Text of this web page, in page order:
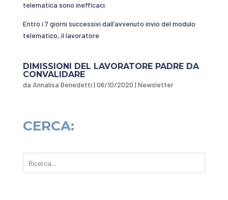
telematica sono inefficaci.
Entro i 7 giorni successivi dall’avvenuto invio del modulo
telematico, il lavoratore
DIMISSIONI DEL LAVORATORE PADRE DA
CONVALIDARE
da Annalisa Benedetti | 06/10/2020 | Newsletter
CERCA: